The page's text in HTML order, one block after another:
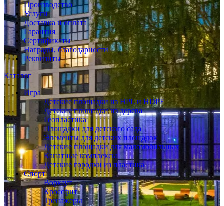
Производство
Услуги
Доставка и оплата
Гарантия
Сертификаты
Награды, благодарности
Реквизиты
Каталог
Игра
Детские площадки из HPL и HDPE
Детские площадки из дерева
Геопластика
Площадки для детского сада
Элементы для детских площадок
Детские площадки для маломобильных
Канатные комплексы
Детские городки из пластика
Спорт
Воркаут
Кроссфит
Тренажеры